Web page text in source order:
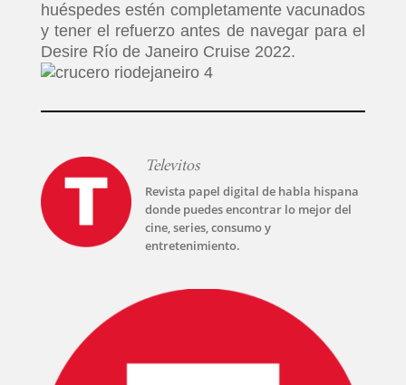
T-
PLUS
huéspedes estén completamente vacunados
y tener el refuerzo antes de navegar para el
Desire Río de Janeiro Cruise 2022.
Televitos
Revista papel digital de habla hispana
donde puedes encontrar lo mejor del
cine, series, consumo y
entretenimiento.